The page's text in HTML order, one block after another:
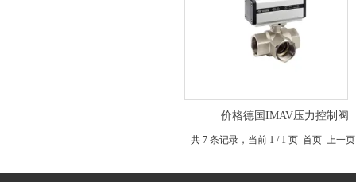
价格德国IMAV压力控制阀
共 7 条记录，当前 1 / 1 页 首页 上